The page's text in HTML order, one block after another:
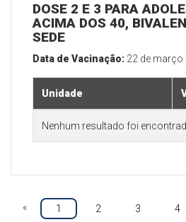
DOSE 2 E 3 PARA
ACIMA DOS 40,
SEDE
Data de Vacinação: 22 de março
Unidade
Nenhum resultado foi
« 1 2 3 4